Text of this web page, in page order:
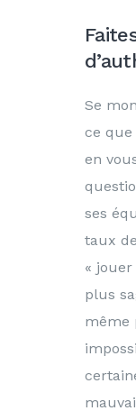
Se
ce que
en
ses
taux
« jouer
plus
même